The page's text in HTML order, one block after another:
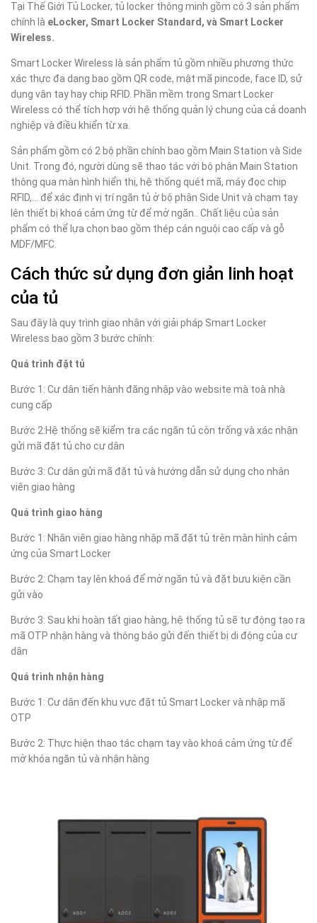
Tại Thế Giới Tủ Locker, tủ locker thông minh gồm có 3 sản phẩm
chính là eLocker, Smart Locker Standard, và Smart Locker
Wireless.
Smart Locker Wireless là sản phẩm tủ gồm nhiều phương thức
xác thực đa dạng bao gồm QR code, mật mã pincode, face ID, sử
dụng vân tay hay chip RFID. Phần mềm trong Smart Locker
Wireless có thể tích hợp với hệ thống quản lý chung của cả doanh
nghiệp và điều khiển từ xa.
Sản phẩm gồm có 2 bộ phần chính bao gồm Main Station và Side
Unit. Trong đó, người dùng sẽ thao tác với bộ phận Main Station
thông qua màn hình hiển thị, hệ thống quét mã, máy đọc chip
RFID,… để xác định vị trí ngăn tủ ở bộ phận Side Unit và chạm tay
lên thiết bị khoá cảm ứng từ để mở ngăn.. Chất liệu của sản
phẩm có thể lựa chọn bao gồm thép cán nguội cao cấp và gỗ
MDF/MFC.
Cách thức sử dụng đơn giản linh hoạt
của tủ
Sau đây là quy trình giao nhận với giải pháp Smart Locker
Wireless bao gồm 3 bước chính:
Quá trình đặt tủ
Bước 1: Cư dân tiến hành đăng nhập vào website mà toà nhà
cung cấp
Bước 2:Hệ thống sẽ kiểm tra các ngăn tủ còn trống và xác nhận
gửi mã đặt tủ cho cư dân
Bước 3: Cư dân gửi mã đặt tủ và hướng dẫn sử dụng cho nhân
viên giao hàng
Quá trình giao hàng
Bước 1: Nhân viên giao hàng nhập mã đặt tủ trên màn hình cảm
ứng của Smart Locker
Bước 2: Chạm tay lên khoá để mở ngăn tủ và đặt bưu kiện cần
gửi vào
Bước 3: Sau khi hoàn tất giao hàng, hệ thống tủ sẽ tự động tạo ra
mã OTP nhận hàng và thông báo gửi đến thiết bị di động của cư
dân
Quá trình nhận hàng
Bước 1: Cư dân đến khu vực đặt tủ Smart Locker và nhập mã
OTP
Bước 2: Thực hiện thao tác chạm tay vào khoá cảm ứng từ để
mở khóa ngăn tủ và nhận hàng